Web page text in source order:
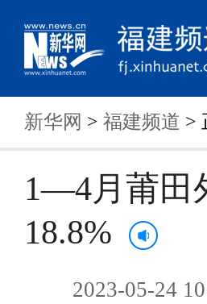
新华网 > 福建频道 >
1—4月莆田
18.8%
2023-05-24